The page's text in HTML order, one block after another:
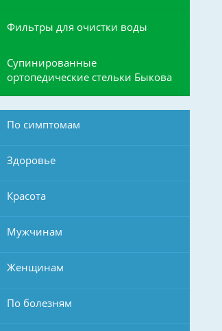
Фильтры для очистки воды
Супинированные
ортопедические стельки Быкова
По симптомам
Здоровье
Красота
Мужчинам
Женщинам
По болезням